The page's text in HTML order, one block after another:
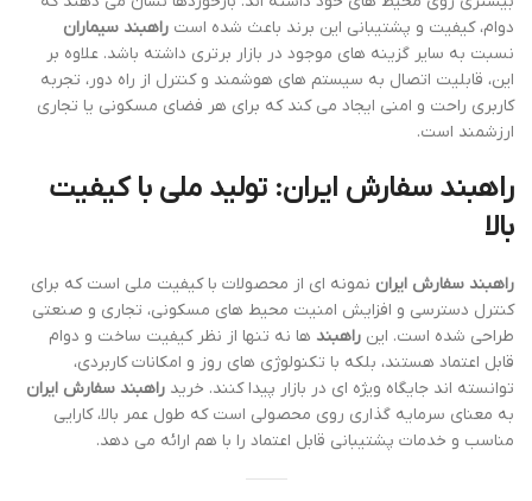
دوام، کیفیت و پشتیبانی این برند باعث شده است راهبند سیماران
نسبت به سایر گزینه های موجود در بازار برتری داشته باشد. علاوه بر
این، قابلیت اتصال به سیستم های هوشمند و کنترل از راه دور، تجربه
کاربری راحت و امنی ایجاد می کند که برای هر فضای مسکونی یا تجاری
ارزشمند است.
راهبند سفارش ایران: تولید ملی با کیفیت
بالا
راهبند سفارش ایران نمونه ای از محصولات با کیفیت ملی است که برای
کنترل دسترسی و افزایش امنیت محیط های مسکونی، تجاری و صنعتی
طراحی شده است. این راهبند ها نه تنها از نظر کیفیت ساخت و دوام
قابل اعتماد هستند، بلکه با تکنولوژی های روز و امکانات کاربردی،
توانسته اند جایگاه ویژه ای در بازار پیدا کنند. خرید راهبند سفارش ایران
به معنای سرمایه گذاری روی محصولی است که طول عمر بالا، کارایی
مناسب و خدمات پشتیبانی قابل اعتماد را با هم ارائه می دهد.